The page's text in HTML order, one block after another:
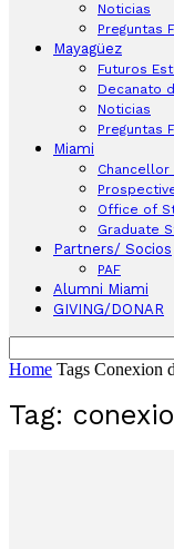
Noticias
Preguntas
Mayagüez
Futuros
Decanato
Noticias
Preguntas
Miami
Chancellor
Office of
Graduate
Partners/ Socios
PAF
Alumni Miami
GIVING/DONAR
Home Tags Conexion
Tag: